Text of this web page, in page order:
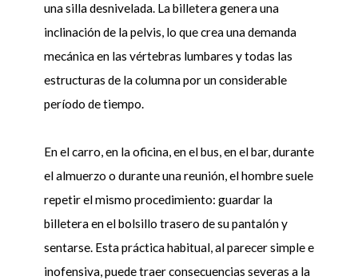
una silla desnivelada. La billetera genera una
inclinación de la pelvis, lo que crea una demanda
mecánica en las vértebras lumbares y todas las
estructuras de la columna por un considerable
período de tiempo.
En el carro, en la oficina, en el bus, en el bar, durante
el almuerzo o durante una reunión, el hombre suele
repetir el mismo procedimiento: guardar la
billetera en el bolsillo trasero de su pantalón y
sentarse. Esta práctica habitual, al parecer simple e
inofensiva, puede traer consecuencias severas a la